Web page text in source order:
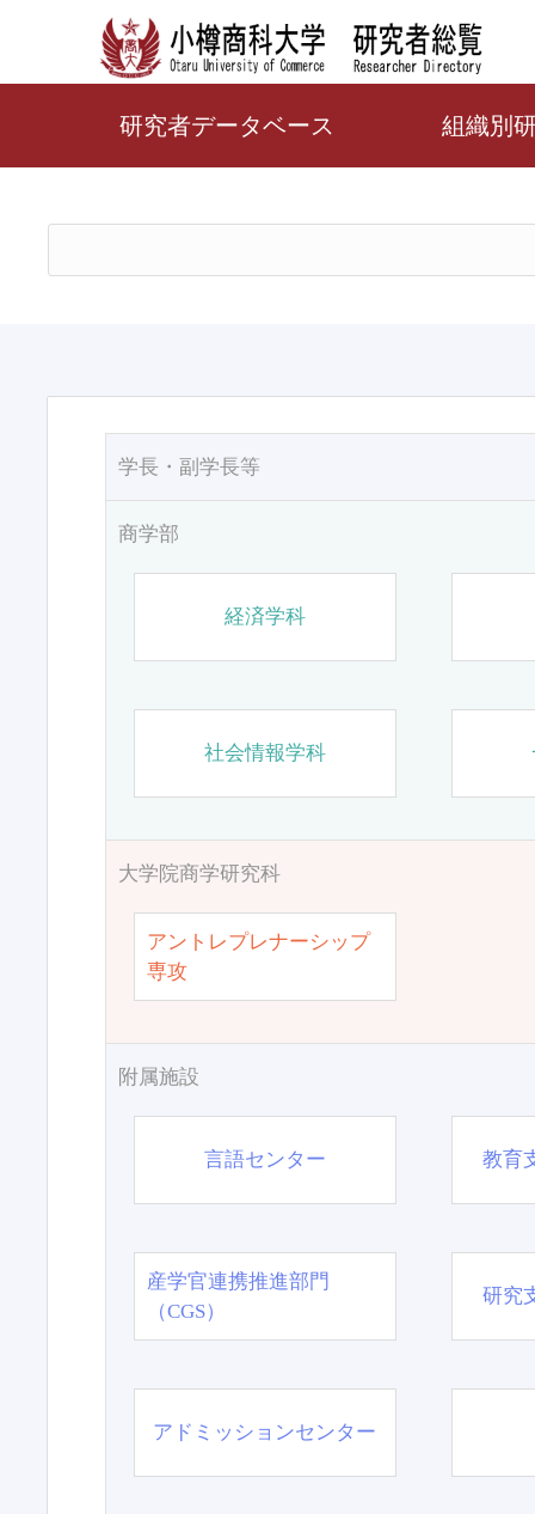
研究者データベース 組織別
学長・副学長等
商学部
経済学科
社会情報学科
大学院商学研究科
アントレプレナーシップ
専攻
附属施設
言語センター 教育
産学官連携推進部門
（CGS）
研究
アドミッションセンター